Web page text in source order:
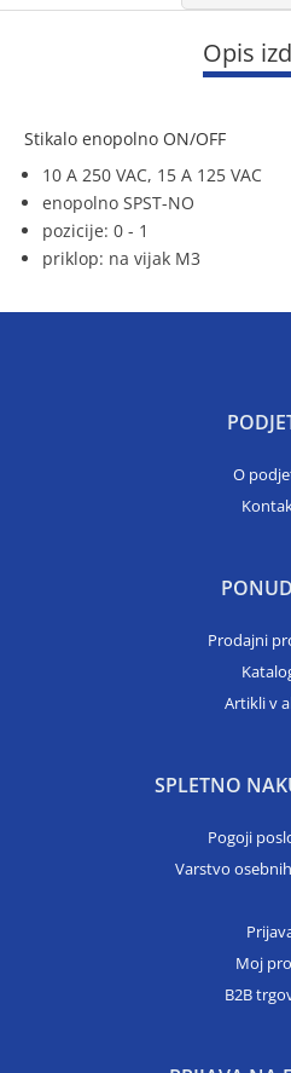
Opis
Stikalo enopolno ON/OFF
10 A 250 VAC, 15 A 125 VAC
enopolno SPST-NO
pozicije: 0 - 1
priklop: na vijak M3
O
Prodajni
Artikli v
SPLETNO
Pogoji
Varstvo
Moj
B2B